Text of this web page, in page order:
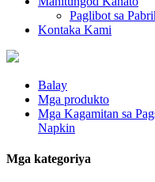
Paglibot sa
Kontaka Kami
Balay
Mga produkto
Mga Kagamitan sa
Napkin
Mga kategoriya